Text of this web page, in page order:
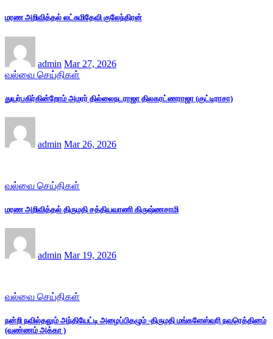
மரண அறிவித்தல் லட்சுமிதேவி குலேந்திரன்
admin Mar 27, 2026
வல்வை செய்திகள்
துயர்பகிர்கின்றோம் அமரர் தில்லைநடராஜா திலகரட்ணராஜா (குட்டிராசா)
admin Mar 26, 2026
வல்வை செய்திகள்
மரண அறிவித்தல் திருமதி சத்தியவாணி கிருஷ்ணசாமி
admin Mar 19, 2026
வல்வை செய்திகள்
நன்றி நவில்தலும் அந்தியேட்டி அழைப்பிதழும் -திருமதி மங்களேஸ்வரி நவரெத்தினம்
(வண்ணம் அக்கா )